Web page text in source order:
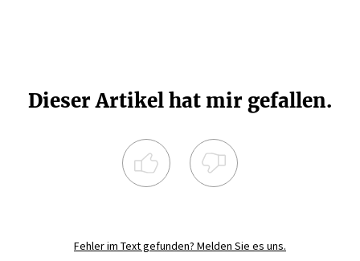
Dieser Artikel hat mir gefallen.
Fehler im Text gefunden? Melden Sie es uns.